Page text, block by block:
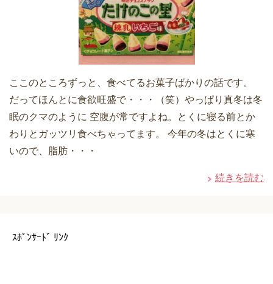
ここのところずっと、食べてるお菓子ばかりの話です。
だってほんとに食欲旺盛で・・・（笑）やっぱり真冬は冬
眠のクマのように 空腹が常ですよね。とくに寝る前とか
わりとガッツリ食べちゃってます。 今年の冬はとくに寒
いので、脂肪・・・
続きを読む
ｽﾎﾟﾝｻｰﾄﾞ ﾘﾝｸ